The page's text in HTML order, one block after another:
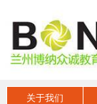
关于我们